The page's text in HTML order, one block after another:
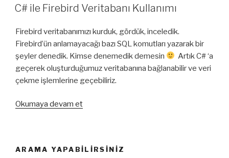
Statik
Sayfalarında
Yetkili
Giriş”
TARIHI
C# ile Firebird Veritabanı Kullanımı
Firebird veritabanımızı kurduk, gördük, inceledik.
Firebird’ün anlamayacağı bazı SQL komutları yazarak bir
şeyler denedik. Kimse denemedik demesin
Artık C# ‘a
geçerek oluşturduğumuz veritabanına bağlanabilir ve veri
çekme işlemlerine geçebiliriz.
Okumaya devam et“C#
Kullanımı”
ARAMA YAPABILIRSINIZ